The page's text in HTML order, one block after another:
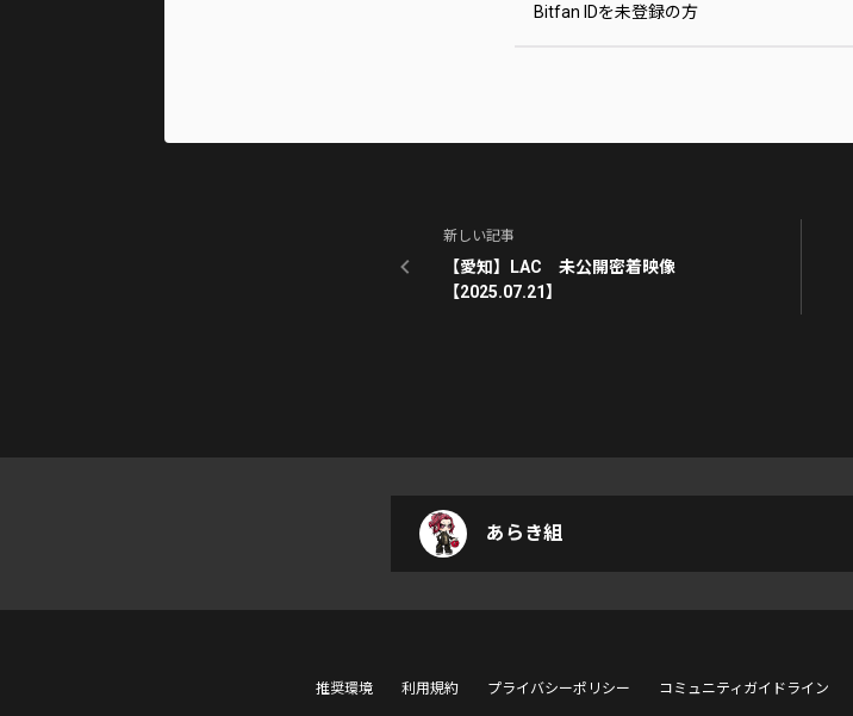
Bitfan IDを未登録の方
新しい記事
【愛知】LAC 未公開密着映像
【2025.07.21】
あらき組
推奨環境 利用規約 プライバシーポリシー コミュニティガイドライン